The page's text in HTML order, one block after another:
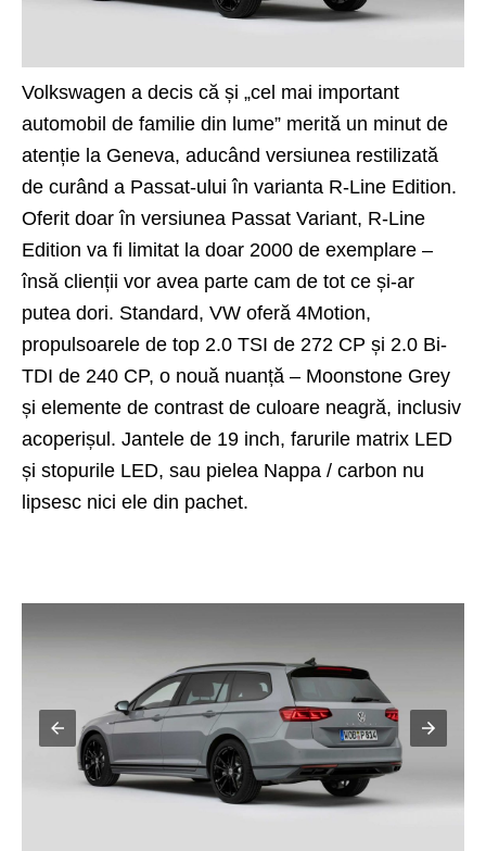
Volkswagen a decis că și „cel mai important
automobil de familie din lume” merită un minut de
atenție la Geneva, aducând versiunea restilizată
de curând a Passat-ului în varianta R-Line Edition.
Oferit doar în versiunea Passat Variant, R-Line
Edition va fi limitat la doar 2000 de exemplare –
însă clienții vor avea parte cam de tot ce și-ar
putea dori. Standard, VW oferă 4Motion,
propulsoarele de top 2.0 TSI de 272 CP și 2.0 Bi-
TDI de 240 CP, o nouă nuanță – Moonstone Grey
și elemente de contrast de culoare neagră, inclusiv
acoperișul. Jantele de 19 inch, farurile matrix LED
și stopurile LED, sau pielea Nappa / carbon nu
lipsesc nici ele din pachet.